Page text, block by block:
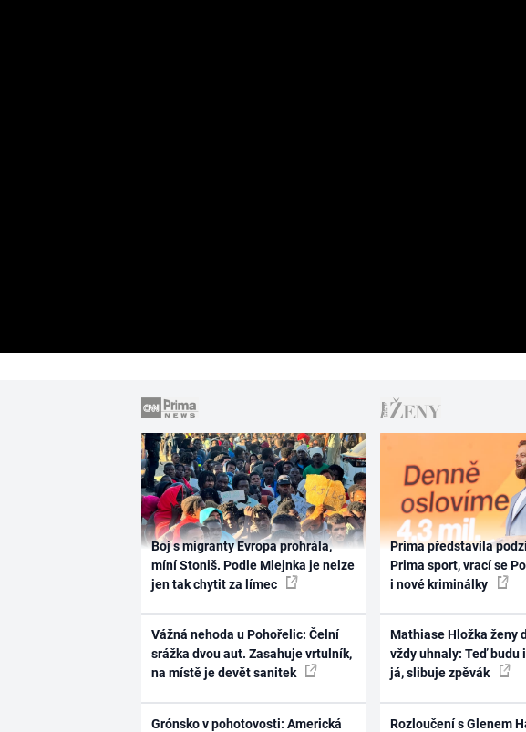
Boj s migranty Evropa prohrála,
míní Stoniš. Podle Mlejnka je nelze
jen tak chytit za límec
Vážná nehoda u Pohořelic: Čelní
srážka dvou aut. Zasahuje vrtulník,
na místě je devět sanitek
Grónsko v pohotovosti: Americká
Prima představila
Prima sport, vrací se
i nové kriminálky
Mathiase Hložka ženy
vždy uhnaly: Teď budu
já, slibuje zpěvák
Rozloučení s Glenem